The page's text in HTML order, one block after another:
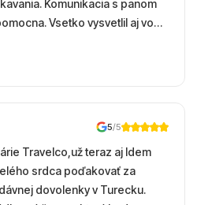
Komunikacia s panom
Vsetko vysvetlil aj vo
ospravedlnujem. Hotel
prostredie, more,
5/5
Travelco,už teraz aj Idem
srdca poďakovať za
dovolenky v Turecku.